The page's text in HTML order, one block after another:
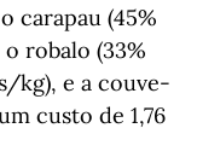
carapau (45%
robalo (33%
kg), e a couve-
custo de 1,76